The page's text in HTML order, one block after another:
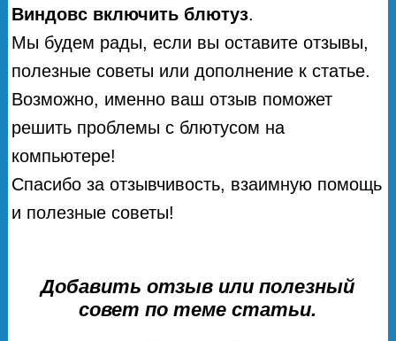
Виндовс включить блютуз.
Мы будем рады, если вы оставите отзывы,
полезные советы или дополнение к статье.
Возможно, именно ваш отзыв поможет
решить проблемы с блютусом на
компьютере!
Спасибо за отзывчивость, взаимную помощь
и полезные советы!
Добавить отзыв или полезный
совет по теме статьи.